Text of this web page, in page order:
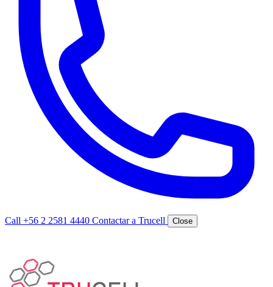
Call +56 2 2581 4440 Contactar a Trucell Close